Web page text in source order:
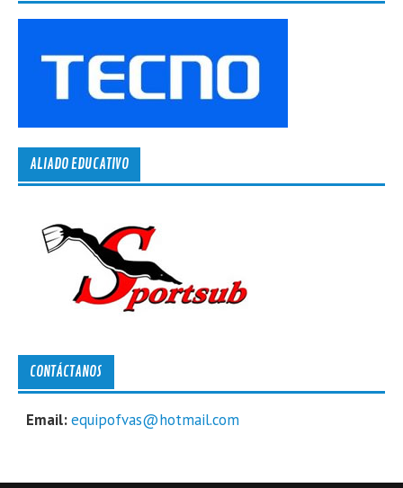
ALIADO EDUCATIVO
CONTÁCTANOS
Email:equipofvas@hotmail.com